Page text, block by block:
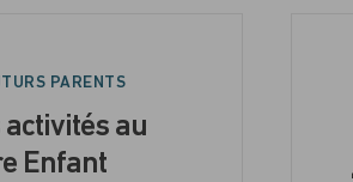
PARENTS
au
Enfant